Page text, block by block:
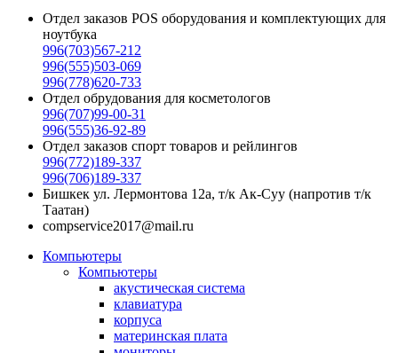
Отдел заказов POS оборудования и комплектующих для
ноутбука
996(703)567-212
996(555)503-069
996(778)620-733
Отдел обрудования для косметологов
996(707)99-00-31
996(555)36-92-89
Отдел заказов спорт товаров и рейлингов
996(772)189-337
996(706)189-337
Бишкек ул. Лермонтова 12а, т/к Ак-Суу (напротив т/к
Таатан)
compservice2017@mail.ru
Компьютеры
Компьютеры
акустическая система
клавиатура
корпуса
материнская плата